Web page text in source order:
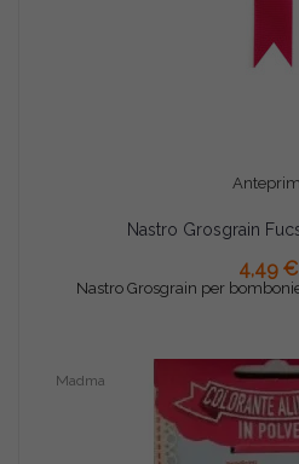
Nastro Grosgrain
4,49 €
Nastro Grosgrain per
AGGIUNGI AL
Madma